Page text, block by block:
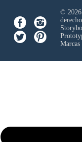
© 2026